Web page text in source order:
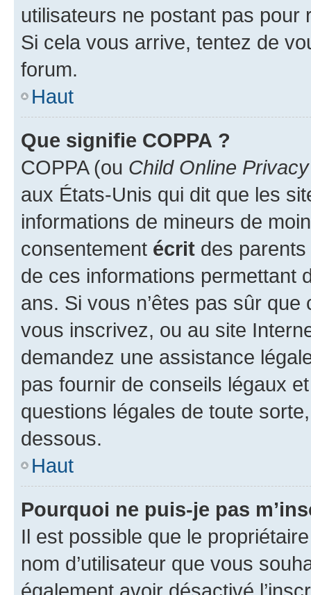
utilisateurs ne postant pas pour
Si cela vous arrive, tentez de
forum.
Haut
Que signifie COPPA ?
COPPA (ou Child Online
aux États-Unis qui dit que les
informations de mineurs de
consentement écrit des parents
de ces informations permettant
ans. Si vous n’êtes pas sûr
vous inscrivez, ou au site
demandez une assistance
pas fournir de conseils légaux
questions légales de toute
dessous.
Haut
Pourquoi ne puis-je pas
Il est possible que le
nom d’utilisateur que vous
également avoir désactivé